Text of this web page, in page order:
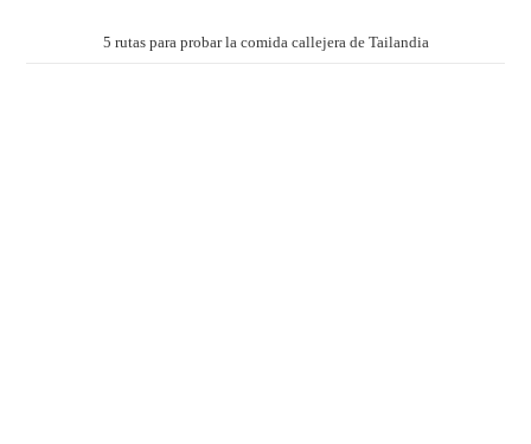
5 rutas para probar la comida callejera de Tailandia